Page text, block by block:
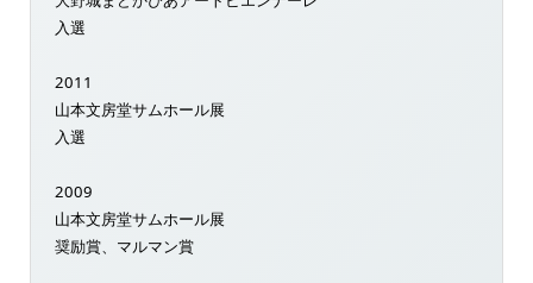
入選
2011
山本文房堂サムホール展
入選
2009
山本文房堂サムホール展
奨励賞、マルマン賞